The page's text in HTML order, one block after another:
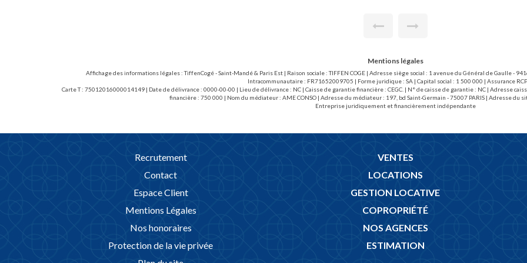
Mentions légales
Affichage des informations légales : TiffenCogé - Saint-Mandé & Paris Est | Raison sociale : TIFFEN COGE | Adresse siège social : 1 avenue du Général de Gaulle -
Intracommunautaire : FR71652009705 | Forme juridique : SA | Capital social : 1 500 000 | Assurance
Carte T : 75012016000014149 | Date de délivrance : 0000-00-00 | Lieu de délivrance : NC | Caisse de garantie financière : CEGC. | N° de caisse de garantie : NC | Adresse
financière : 750 000 | Nom du médiateur : AME CONSO | Adresse du médiateur : 197, bd Saint-Germain - 75007 PARIS | Adresse du
Entreprise juridiquement et financièrement indépendante
Recrutement
Contact
Espace Client
Mentions Légales
Nos honoraires
Protection de la vie privée
VENTES
LOCATIONS
GESTION LOCATIVE
COPROPRIÉTÉ
NOS AGENCES
ESTIMATION